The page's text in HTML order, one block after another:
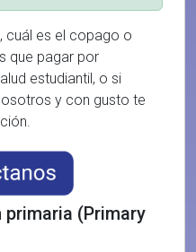
cuál es el copago o
que pagar por
estudiantil, o si
y con gusto te
(Primary